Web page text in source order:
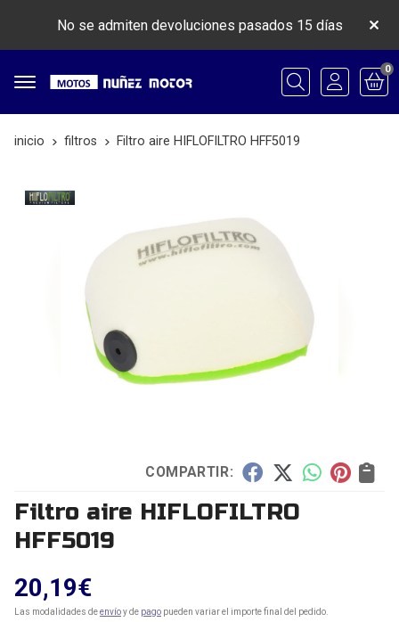
No se admiten devoluciones pasados 15 días
Buscar
0
inicio filtros Filtro aire HIFLOFILTRO HFF5019
COMPARTIR:
Filtro aire HIFLOFILTRO
HFF5019
20,19€
Las modalidades deenvíoy de pago pueden variar el importe final del pedido.